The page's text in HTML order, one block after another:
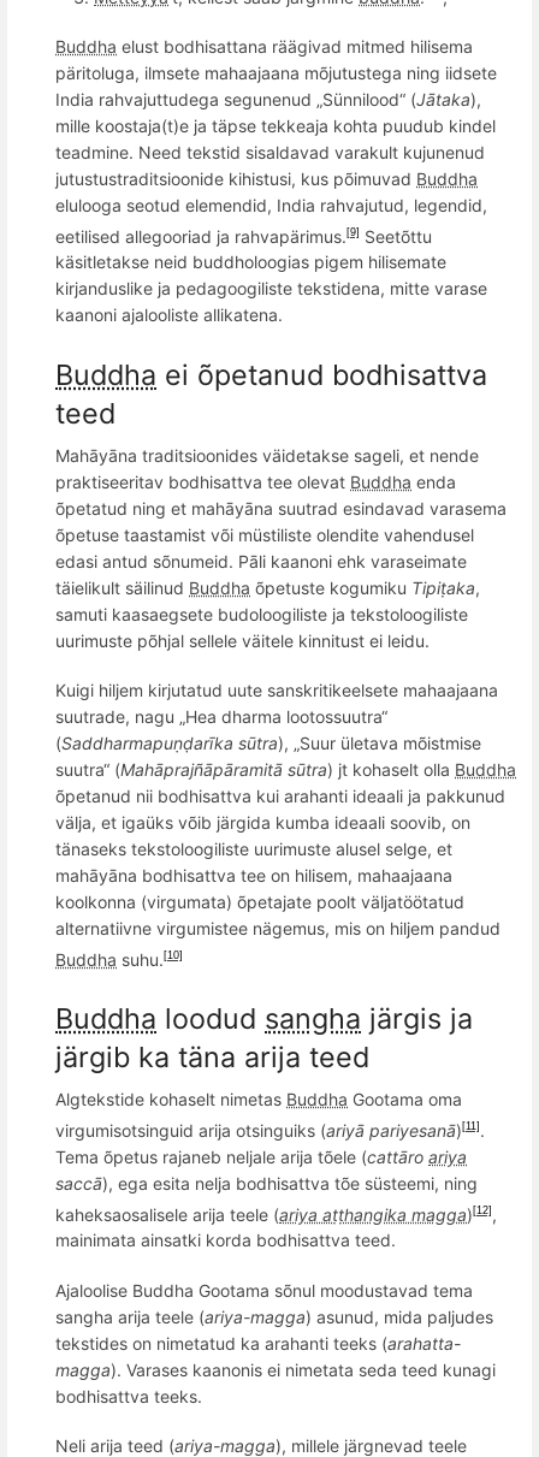
Buddha elust bodhisattana räägivad mitmed hilisema
päritoluga, ilmsete mahaajaana mõjutustega ning iidsete
India rahvajuttudega segunenud „Sünnilood“ (Jātaka),
mille koostaja(t)e ja täpse tekkeaja kohta puudub kindel
teadmine. Need tekstid sisaldavad varakult kujunenud
jutustustraditsioonide kihistusi, kus põimuvad Buddha
elulooga seotud elemendid, India rahvajutud, legendid,
eetilised allegooriad ja rahvapärimus. [9]
Seetõttu
käsitletakse neid buddholoogias pigem hilisemate
kirjanduslike ja pedagoogiliste tekstidena, mitte varase
kaanoni ajalooliste allikatena.
Buddha ei õpetanud bodhisattva
teed
Mahāyāna traditsioonides väidetakse sageli, et nende
praktiseeritav bodhisattva tee olevat Buddha enda
õpetatud ning et mahāyāna suutrad esindavad varasema
õpetuse taastamist või müstiliste olendite vahendusel
edasi antud sõnumeid. Pāli kaanoni ehk varaseimate
täielikult säilinud Buddha õpetuste kogumiku Tipiṭaka,
samuti kaasaegsete budoloogiliste ja tekstoloogiliste
uurimuste põhjal sellele väitele kinnitust ei leidu.
Kuigi hiljem kirjutatud uute sanskritikeelsete mahaajaana
suutrade, nagu „Hea dharma lootossuutra“
(Saddharmapuṇḍarīka sūtra), „Suur ületava mõistmise
suutra“ (Mahāprajñāpāramitā sūtra) jt kohaselt olla Buddha
õpetanud nii bodhisattva kui arahanti ideaali ja pakkunud
välja, et igaüks võib järgida kumba ideaali soovib, on
tänaseks tekstoloogiliste uurimuste alusel selge, et
mahāyāna bodhisattva tee on hilisem, mahaajaana
koolkonna (virgumata) õpetajate poolt väljatöötatud
alternatiivne virgumistee nägemus, mis on hiljem pandud
Buddha suhu. [10]
Buddha loodud sangha järgis ja
järgib ka täna arija teed
Algtekstide kohaselt nimetas Buddha Gootama oma
virgumisotsinguid arija otsinguiks (ariyā pariyesanā) [11] .
Tema õpetus rajaneb neljale arija tõele (cattāro ariya
saccā), ega esita nelja bodhisattva tõe süsteemi, ning
kaheksaosalisele arija teele (ariya aṭṭhangika magga) [12]
mainimata ainsatki korda bodhisattva teed.
Ajaloolise Buddha Gootama sõnul moodustavad tema
sangha arija teele (ariya-magga) asunud, mida paljudes
tekstides on nimetatud ka arahanti teeks (arahatta-
magga). Varases kaanonis ei nimetata seda teed kunagi
bodhisattva teeks.
Neli arija teed (ariya-magga), millele järgnevad teele